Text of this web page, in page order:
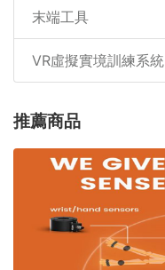
末端工具
VR虛擬實境訓練系統
推薦商品